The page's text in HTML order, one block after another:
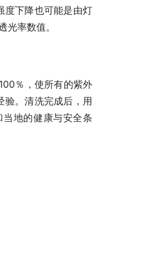
度下降也可能是由灯
率数值。
100％，使所有的紫外
验。清洗完成后，用
地的健康与安全条